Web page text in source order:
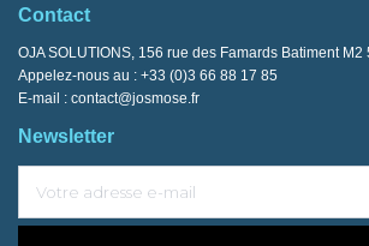
Contact
OJA SOLUTIONS, 156 rue des Famards Batiment
Appelez-nous au : +33 (0)3 66 88 17 85
E-mail : contact@josmose.fr
Newsletter